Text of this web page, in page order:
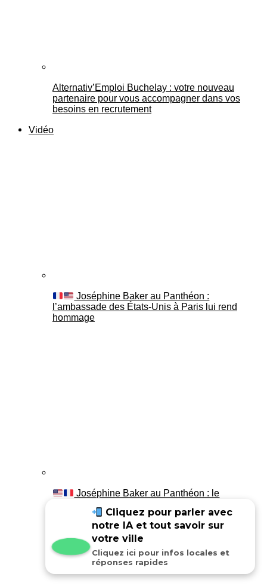
Alternativ’Emploi Buchelay : votre nouveau
partenaire pour vous accompagner dans vos
besoins en recrutement
Vidéo
Joséphine Baker au Panthéon :
l’ambassade des États-Unis à Paris lui rend
hommage
Joséphine Baker au Panthéon : le
Cliquez pour parler avec
notre IA et tout savoir sur
votre ville
Cliquez ici pour infos locales et
réponses rapides